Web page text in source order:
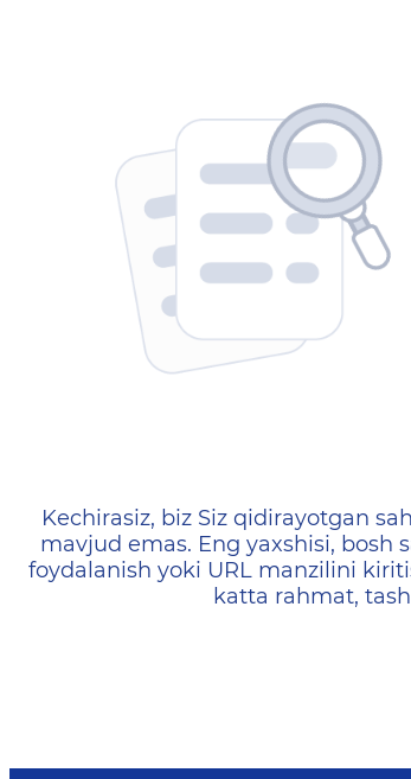
404 — Страница
Kechirasiz, biz Siz qidirayotgan
mavjud emas. Eng yaxshisi,
foydalanish yoki URL manzilini
katta rahmat,